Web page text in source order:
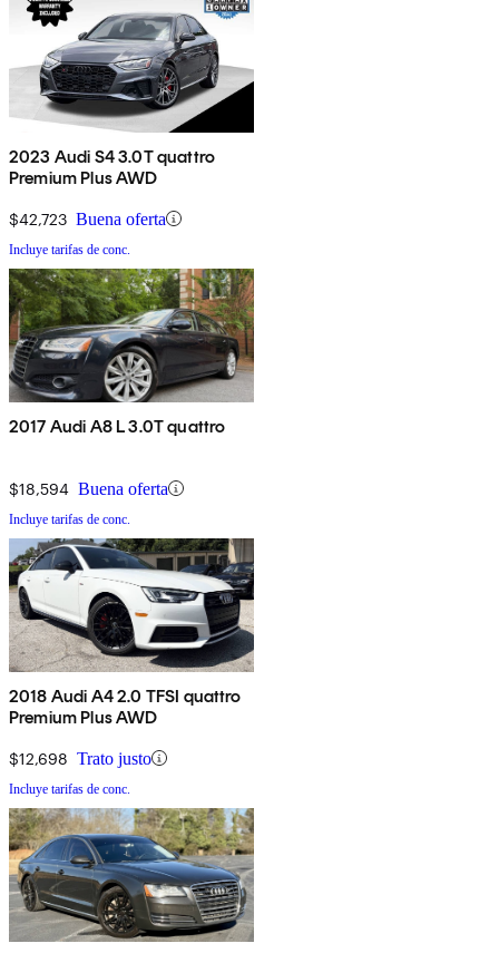
2023 Audi S4 3.0T quattro
Premium Plus AWD
$42,723 Buena oferta
Incluye tarifas de conc.
2017 Audi A8 L 3.0T quattro
$18,594 Buena oferta
Incluye tarifas de conc.
2018 Audi A4 2.0 TFSI quattro
Premium Plus AWD
$12,698 Trato justo
Incluye tarifas de conc.